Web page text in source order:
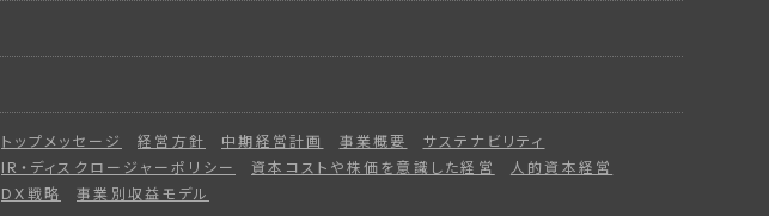
トップメッセージ 経営方針 中期経営計画 事業概要
サステナビリティ
IR・ディスクロージャーポリシー
資本コストや株価を意識した経営
人的資本経営
DX戦略
事業別収益モデル